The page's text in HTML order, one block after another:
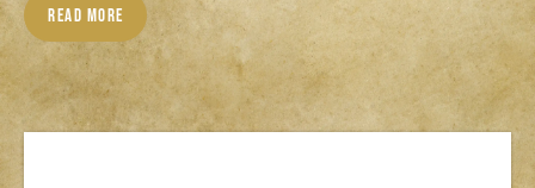
READ MORE